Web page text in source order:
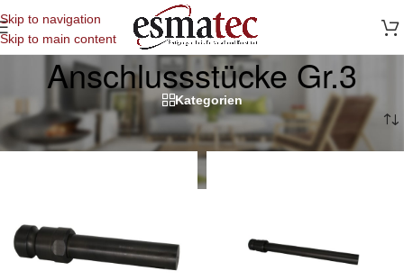
Skip to navigation
Skip to main content
Anschlussstücke Gr.3
Kategorien
Start/Kupplungen Größengruppe 3 Anschlussstücke Gr.3